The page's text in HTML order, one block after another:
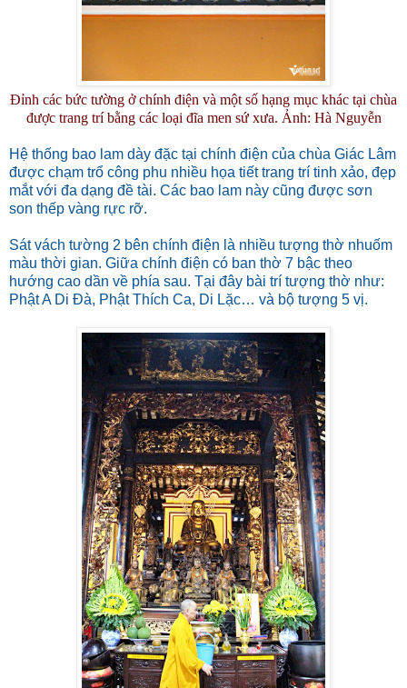
Đỉnh các bức tường ở chính điện và một số hạng mục khác tại chùa
được trang trí bằng các loại đĩa men sứ xưa. Ảnh: Hà Nguyễn
Hệ thống bao lam dày đặc tại chính điện của chùa Giác Lâm
được chạm trổ công phu nhiều họa tiết trang trí tinh xảo, đẹp
mắt với đa dạng đề tài. Các bao lam này cũng được sơn
son thếp vàng rực rỡ.
Sát vách tường 2 bên chính điện là nhiều tượng thờ nhuốm
màu thời gian. Giữa chính điện có ban thờ 7 bậc theo
hướng cao dần về phía sau. Tại đây bài trí tượng thờ như:
Phật A Di Đà, Phật Thích Ca, Di Lặc… và bộ tượng 5 vị.